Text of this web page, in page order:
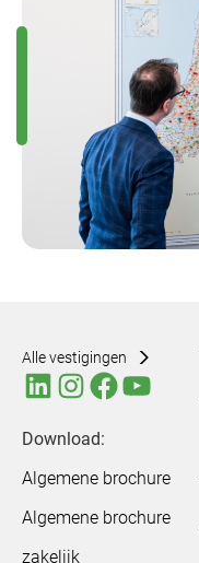
Alle vestigingen
Download:
Algemene brochure
Algemene brochure
zakelijk